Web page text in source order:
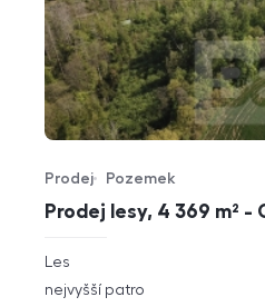
Prodej lesy, 4 369 m² -
Typ nabídky
Prodej
Typ nemovitosti
Pozemek
rozměry
Les
funkce
nejvyšší patro